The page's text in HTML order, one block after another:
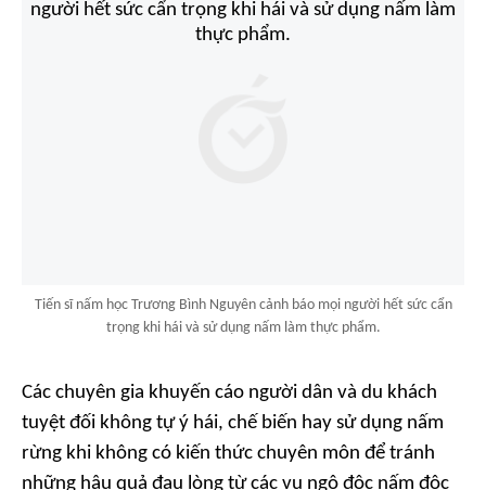
Tiến sĩ nấm học Trương Bình Nguyên cảnh báo mọi người hết sức cẩn
trọng khi hái và sử dụng nấm làm thực phẩm.
Các chuyên gia khuyến cáo người dân và du khách
tuyệt đối không tự ý hái, chế biến hay sử dụng nấm
rừng khi không có kiến thức chuyên môn để tránh
những hậu quả đau lòng từ các vụ ngộ độc nấm độc